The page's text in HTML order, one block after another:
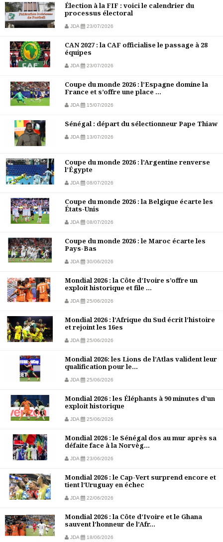
Élection à la FIF : voici le calendrier du
processus électoral
JDA 23/07/2026
CAN 2027 : la CAF officialise le passage à 28
équipes
JDA 23/07/2026
Coupe du monde 2026 : l’Espagne domine la
France et s’offre une place ...
JDA 15/07/2026
Sénégal : départ du sélectionneur Pape Thiaw
JDA 13/07/2026
Coupe du monde 2026 : l’Argentine renverse
l’Égypte
JDA 08/07/2026
Coupe du monde 2026 : la Belgique écarte les
États-Unis
JDA 08/07/2026
Coupe du monde 2026 : le Maroc écarte les
Pays-Bas
JDA 30/06/2026
Mondial 2026 : la Côte d’Ivoire s’offre un
exploit historique et file ...
JDA 25/06/2026
Mondial 2026 : l’Afrique du Sud écrit l’histoire
et rejoint les 16es
JDA 25/06/2026
Mondial 2026: les Lions de l’Atlas valident leur
qualification pour le...
JDA 25/06/2026
Mondial 2026 : les Éléphants à 90 minutes d’un
exploit historique
JDA 25/06/2026
Mondial 2026 : le Sénégal dos au mur après sa
défaite face à la Norvèg...
JDA 23/06/2026
Mondial 2026 : le Cap-Vert surprend encore et
tient l’Uruguay en échec
JDA 22/06/2026
Mondial 2026 : la Côte d’Ivoire et le Ghana
sauvent l’honneur de l’Afr...
JDA 18/06/2026